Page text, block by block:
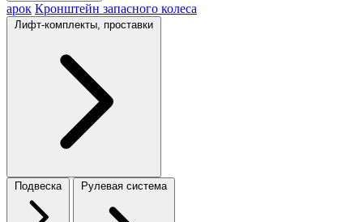
арок Кронштейн запасного колеса
Лифт-комплекты, проставки
Подвеска Рулевая система